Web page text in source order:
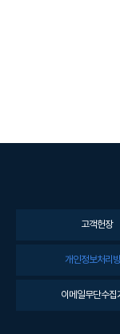
고객헌장
개인정보처리
이메일무단수집